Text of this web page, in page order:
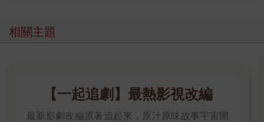
相關主題
【一起追劇】最熱影視改編
最新影劇改編原著追起來，原汁原味故事宇宙開